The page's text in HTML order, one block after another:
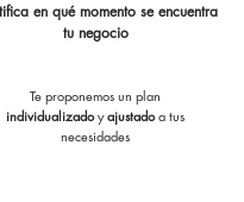
en qué momento se encuentra
tu negocio
Te proponemos un plan
individualizadoyajustadoa tus
necesidades